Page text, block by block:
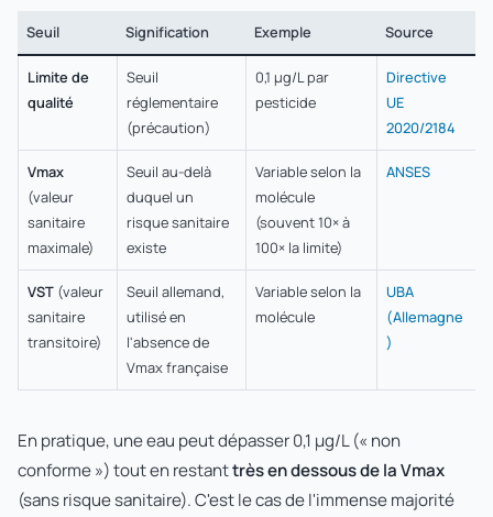
Seuil Signification Exemple Source
Limite de
qualité
Seuil
réglementaire
(précaution)
0,1 µg/L par
pesticide
Directive
UE
2020/2184
Vmax
(valeur
sanitaire
maximale)
Seuil au-delà
duquel un
risque sanitaire
existe
Variable selon la
molécule
(souvent 10× à
100× la limite)
ANSES
VST (valeur
sanitaire
transitoire)
Seuil allemand,
utilisé en
l'absence de
Vmax française
Variable selon la
molécule
UBA
(Allemagne
)
En pratique, une eau peut dépasser 0,1 µg/L (« non
conforme ») tout en restanttrès en dessous de la Vmax
(sans risque sanitaire). C'est le cas de l'immense majorité